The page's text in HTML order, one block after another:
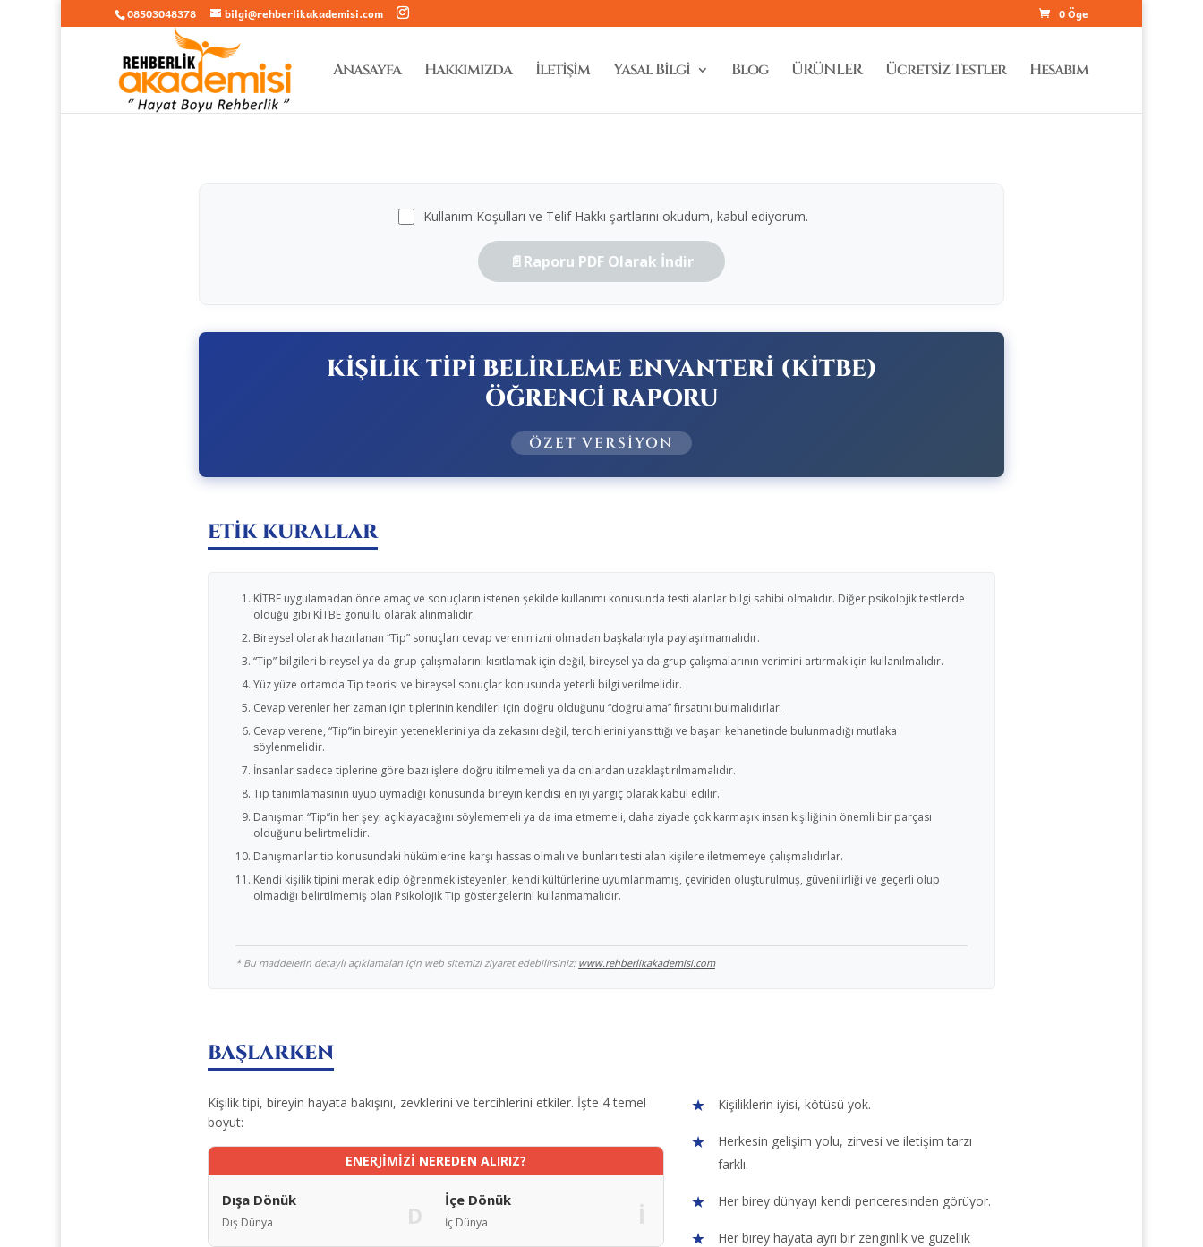
08503048378 bilgi@rehberlikakademisi.com 0 Öge
Anasayfa Hakkımızda İletişim Yasal Bilgi Blog ÜRÜNLER Ücretsiz Testler Hesabım
Kullanım Koşulları ve Telif Hakkı şartlarını okudum, kabul ediyorum.
📄Raporu PDF Olarak İndir
KİŞİLİK TİPİ BELİRLEME ENVANTERİ (KİTBE)
ÖĞRENCİ RAPORU
ÖZET VERSİYON
ETİK KURALLAR
KİTBE uygulamadan önce amaç ve sonuçların istenen şekilde kullanımı konusunda testi alanlar bilgi sahibi olmalıdır. Diğer psikolojik testlerde
olduğu gibi KİTBE gönüllü olarak alınmalıdır.
Bireysel olarak hazırlanan “Tip” sonuçları cevap verenin izni olmadan başkalarıyla paylaşılmamalıdır.
“Tip” bilgileri bireysel ya da grup çalışmalarını kısıtlamak için değil, bireysel ya da grup çalışmalarının verimini artırmak için kullanılmalıdır.
Yüz yüze ortamda Tip teorisi ve bireysel sonuçlar konusunda yeterli bilgi verilmelidir.
Cevap verenler her zaman için tiplerinin kendileri için doğru olduğunu “doğrulama” fırsatını bulmalıdırlar.
Cevap verene, “Tip”in bireyin yeteneklerini ya da zekasını değil, tercihlerini yansıttığı ve başarı kehanetinde bulunmadığı mutlaka
söylenmelidir.
İnsanlar sadece tiplerine göre bazı işlere doğru itilmemeli ya da onlardan uzaklaştırılmamalıdır.
Tip tanımlamasının uyup uymadığı konusunda bireyin kendisi en iyi yargıç olarak kabul edilir.
Danışman “Tip”in her şeyi açıklayacağını söylememeli ya da ima etmemeli, daha ziyade çok karmaşık insan kişiliğinin önemli bir parçası
olduğunu belirtmelidir.
Danışmanlar tip konusundaki hükümlerine karşı hassas olmalı ve bunları testi alan kişilere iletmemeye çalışmalıdırlar.
Kendi kişilik tipini merak edip öğrenmek isteyenler, kendi kültürlerine uyumlanmamış, çeviriden oluşturulmuş, güvenilirliği ve geçerli olup
olmadığı belirtilmemiş olan Psikolojik Tip göstergelerini kullanmamalıdır.
* Bu maddelerin detaylı açıklamaları için web sitemizi ziyaret edebilirsiniz: www.rehberlikakademisi.com
BAŞLARKEN
Kişilik tipi, bireyin hayata bakışını, zevklerini ve tercihlerini etkiler. İşte 4 temel
boyut:
ENERJİMİZİ NEREDEN ALIRIZ?
Dışa Dönük
Dış Dünya D
İçe Dönük
İç Dünya
Kişiliklerin iyisi, kötüsü yok.
Herkesin gelişim yolu, zirvesi ve iletişim tarzı
farklı.
Her birey dünyayı kendi penceresinden görüyor.
Her birey hayata ayrı bir zenginlik ve güzellik